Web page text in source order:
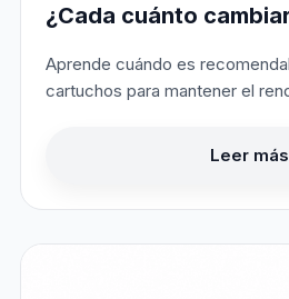
¿Cada cuánto
Aprende cuándo es
cartuchos para mantener el
Leer más